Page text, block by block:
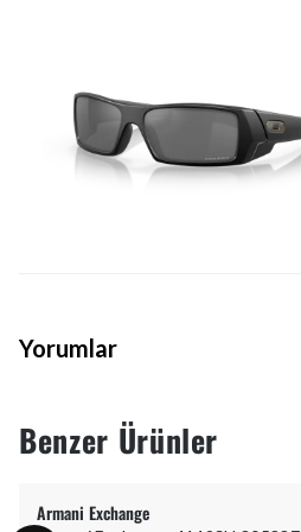
Yorumlar
Benzer Ürünler
Armani Exchange